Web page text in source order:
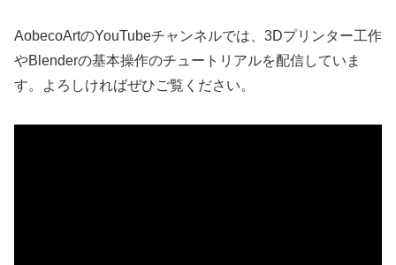
AobecoArtのYouTubeチャンネルでは、3Dプリンター工作
やBlenderの基本操作のチュートリアルを配信していま
す。よろしければぜひご覧ください。